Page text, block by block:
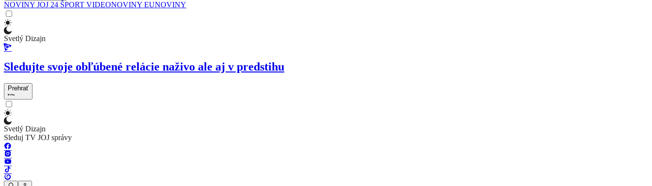
NOVINY JOJ 24 ŠPORT VIDEONOVINY EUNOVINY
Svetlý Dizajn
Sledujte svoje obľúbené relácie naživo ale aj v predstihu
Prehrať
Svetlý Dizajn
Sleduj TV JOJ správy